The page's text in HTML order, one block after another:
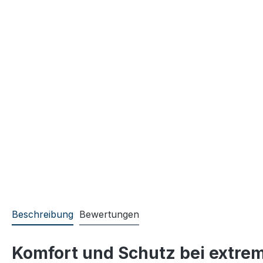
Beschreibung Bewertungen
Komfort und Schutz bei